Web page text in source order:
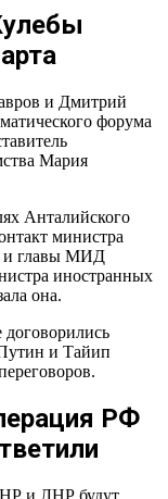
и Дмитрий
форума
Мария
Анталийского
министра
и главы МИД
иностранных
она.
договорились
и Тайип
РФ
и ЛНР будут